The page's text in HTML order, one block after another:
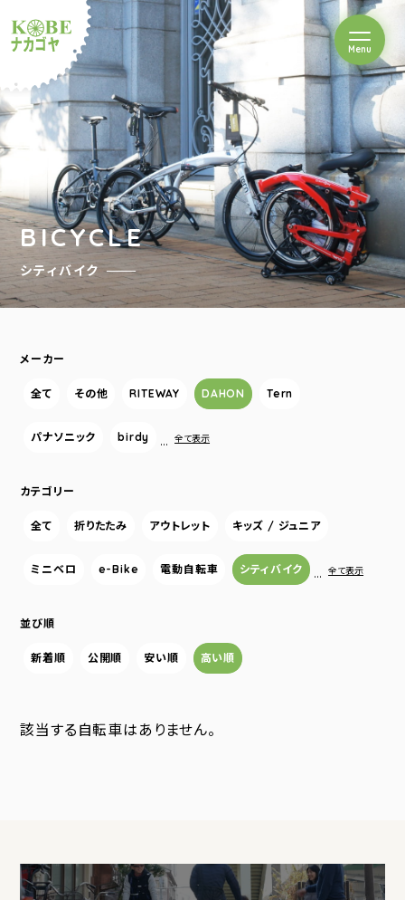
ルショップナカゴヤ
Menuを開閉
BICYCLE
シティバイク
メーカー
全て その他 RITEWAY DAHON Tern
パナソニック birdy … 全て表示
カテゴリー
全て 折りたたみ アウトレット キッズ / ジュニア
ミニベロ e-Bike 電動自転車 シティバイク … 全て表示
並び順
新着順 公開順 安い順 高い順
該当する自転車はありません。